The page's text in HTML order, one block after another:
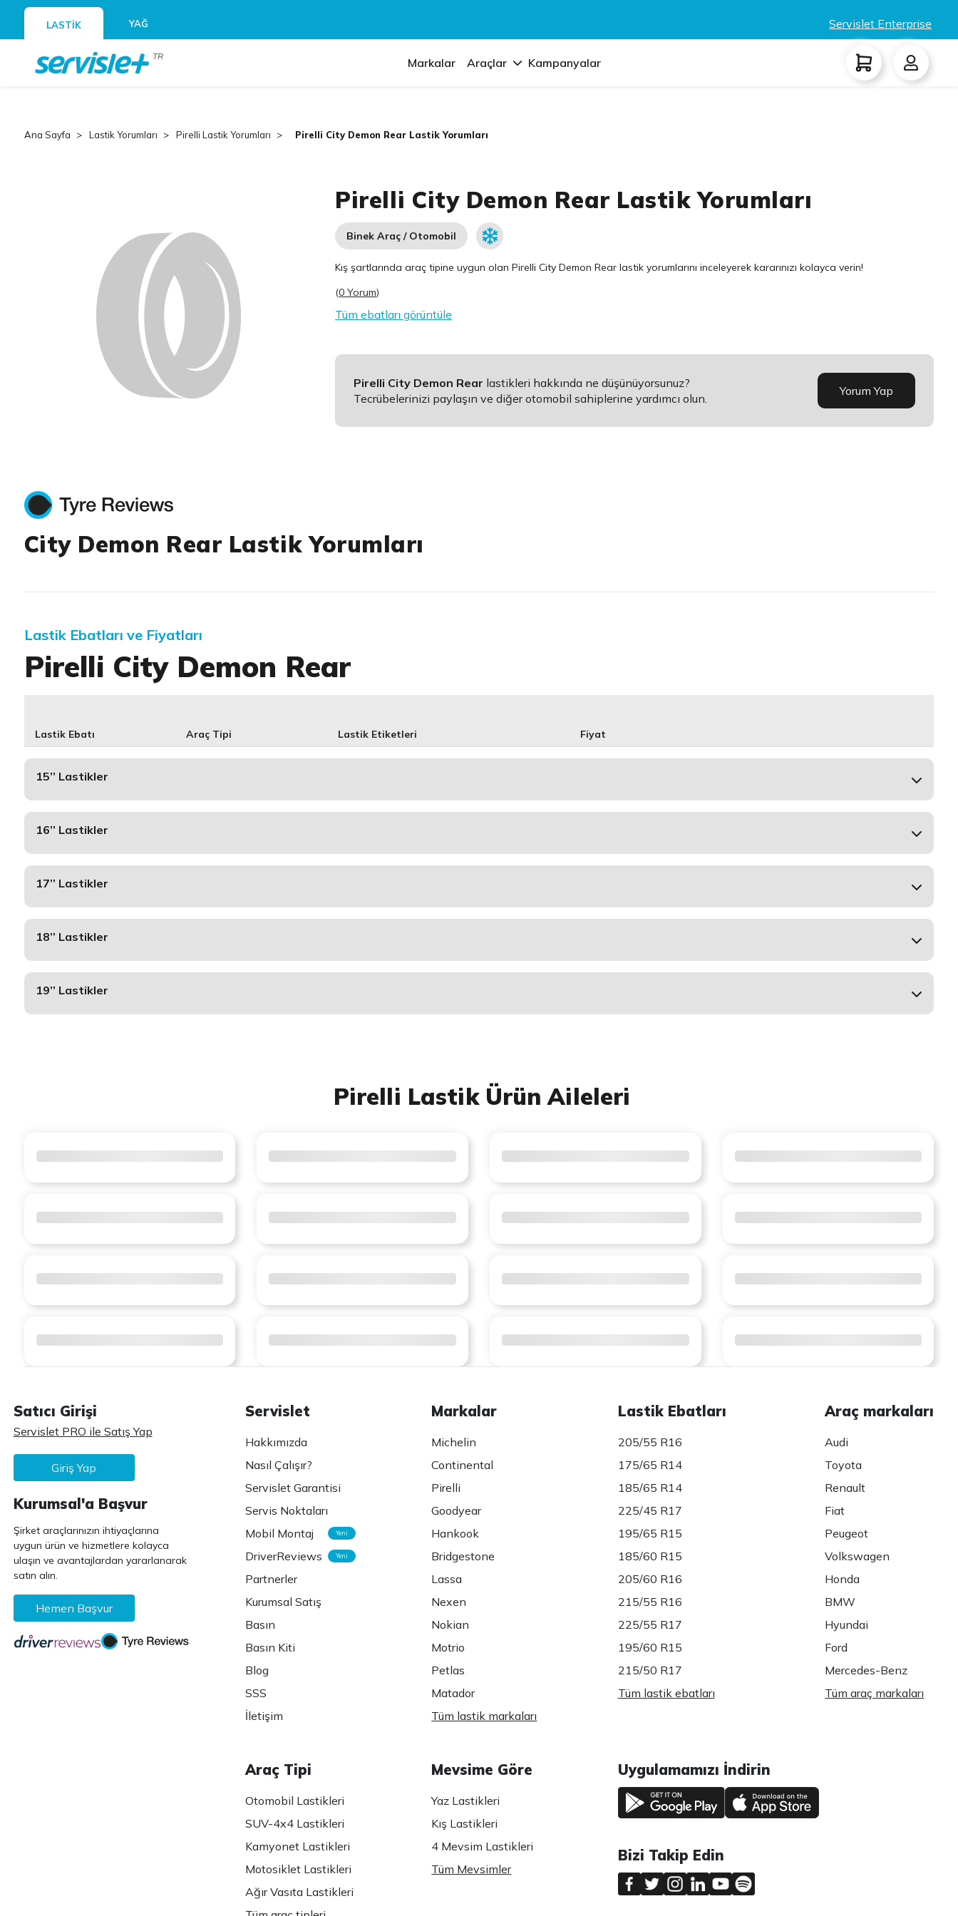
LASTİK YAĞ Servislet Enterprise
TR Markalar Araçlar Kampanyalar
Ana Sayfa Lastik Yorumları Pirelli Lastik Yorumları Pirelli City Demon Rear Lastik Yorumları
Pirelli City Demon Rear Lastik Yorumları
Binek Araç / Otomobil
Kış şartlarında araç tipine uygun olanPirelli City Demon Rear lastik yorumlarını inceleyerek kararınızı kolayca verin!
(0 Yorum)
Tüm ebatları görüntüle
Pirelli City Demon Rear lastikleri hakkında ne düşünüyorsunuz?
Tecrübelerinizi paylaşın ve diğer otomobil sahiplerine yardımcı olun.
Yorum Yap
City Demon Rear Lastik Yorumları
Lastik Ebatları ve Fiyatları
Pirelli City Demon Rear
Lastik Ebatı Araç Tipi Lastik Etiketleri Fiyat
15’’ Lastikler
16’’ Lastikler
17’’ Lastikler
18’’ Lastikler
19’’ Lastikler
Pirelli Lastik Ürün Aileleri
Satıcı Girişi
Servislet PRO ile Satış Yap
Giriş Yap
Kurumsal'a Başvur
Şirket araçlarınızın ihtiyaçlarına
uygun ürün ve hizmetlere kolayca
ulaşın ve avantajlardan yararlanarak
satın alın.
Hemen Başvur
Servislet
Hakkımızda
Nasıl Çalışır?
Servislet Garantisi
Servis Noktaları
Mobil Montaj
Yeni
DriverReviews Yeni
Partnerler
Kurumsal Satış
Basın
Basın Kiti
Blog
SSS
İletişim
Markalar
Michelin
Continental
Pirelli
Goodyear
Hankook
Bridgestone
Lassa
Nexen
Nokian
Motrio
Petlas
Matador
Tüm lastik markaları
Lastik Ebatları
205/55 R16
175/65 R14
185/65 R14
225/45 R17
195/65 R15
185/60 R15
205/60 R16
215/55 R16
225/55 R17
195/60 R15
215/50 R17
Tüm lastik ebatları
Araç markaları
Audi
Toyota
Renault
Fiat
Peugeot
Volkswagen
Honda
BMW
Hyundai
Ford
Mercedes-Benz
Tüm araç markaları
Araç Tipi
Otomobil Lastikleri
SUV-4x4 Lastikleri
Kamyonet Lastikleri
Motosiklet Lastikleri
Ağır Vasıta Lastikleri
Mevsime Göre
Yaz Lastikleri
Kış Lastikleri
4 Mevsim Lastikleri
Tüm Mevsimler
Uygulamamızı İndirin
Bizi Takip Edin